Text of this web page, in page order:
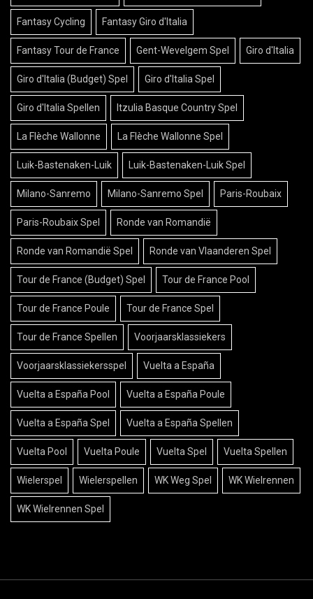
Fantasy Cycling Fantasy Giro d'Italia
Fantasy Tour de France Gent-Wevelgem Spel Giro d'Italia
Giro d'Italia (Budget) Spel Giro d'Italia Spel
Giro d'Italia Spellen Itzulia Basque Country Spel
La Flèche Wallonne La Flèche Wallonne Spel
Luik-Bastenaken-Luik Luik-Bastenaken-Luik Spel
Milano-Sanremo Milano-Sanremo Spel Paris-Roubaix
Paris-Roubaix Spel Ronde van Romandië
Ronde van Romandië Spel Ronde van Vlaanderen Spel
Tour de France (Budget) Spel Tour de France Pool
Tour de France Poule Tour de France Spel
Tour de France Spellen Voorjaarsklassiekers
Voorjaarsklassiekersspel Vuelta a España
Vuelta a España Pool Vuelta a España Poule
Vuelta a España Spel Vuelta a España Spellen
Vuelta Pool Vuelta Poule Vuelta Spel Vuelta Spellen
Wielerspel Wielerspellen WK Weg Spel WK Wielrennen
WK Wielrennen Spel